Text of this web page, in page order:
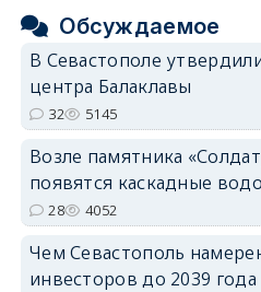
Обсуждаемое
В Севастополе
центра Балаклавы
32 5145
Возле памятника
появятся каскадные
28 4052
Чем Севастополь
инвесторов до 2039 года